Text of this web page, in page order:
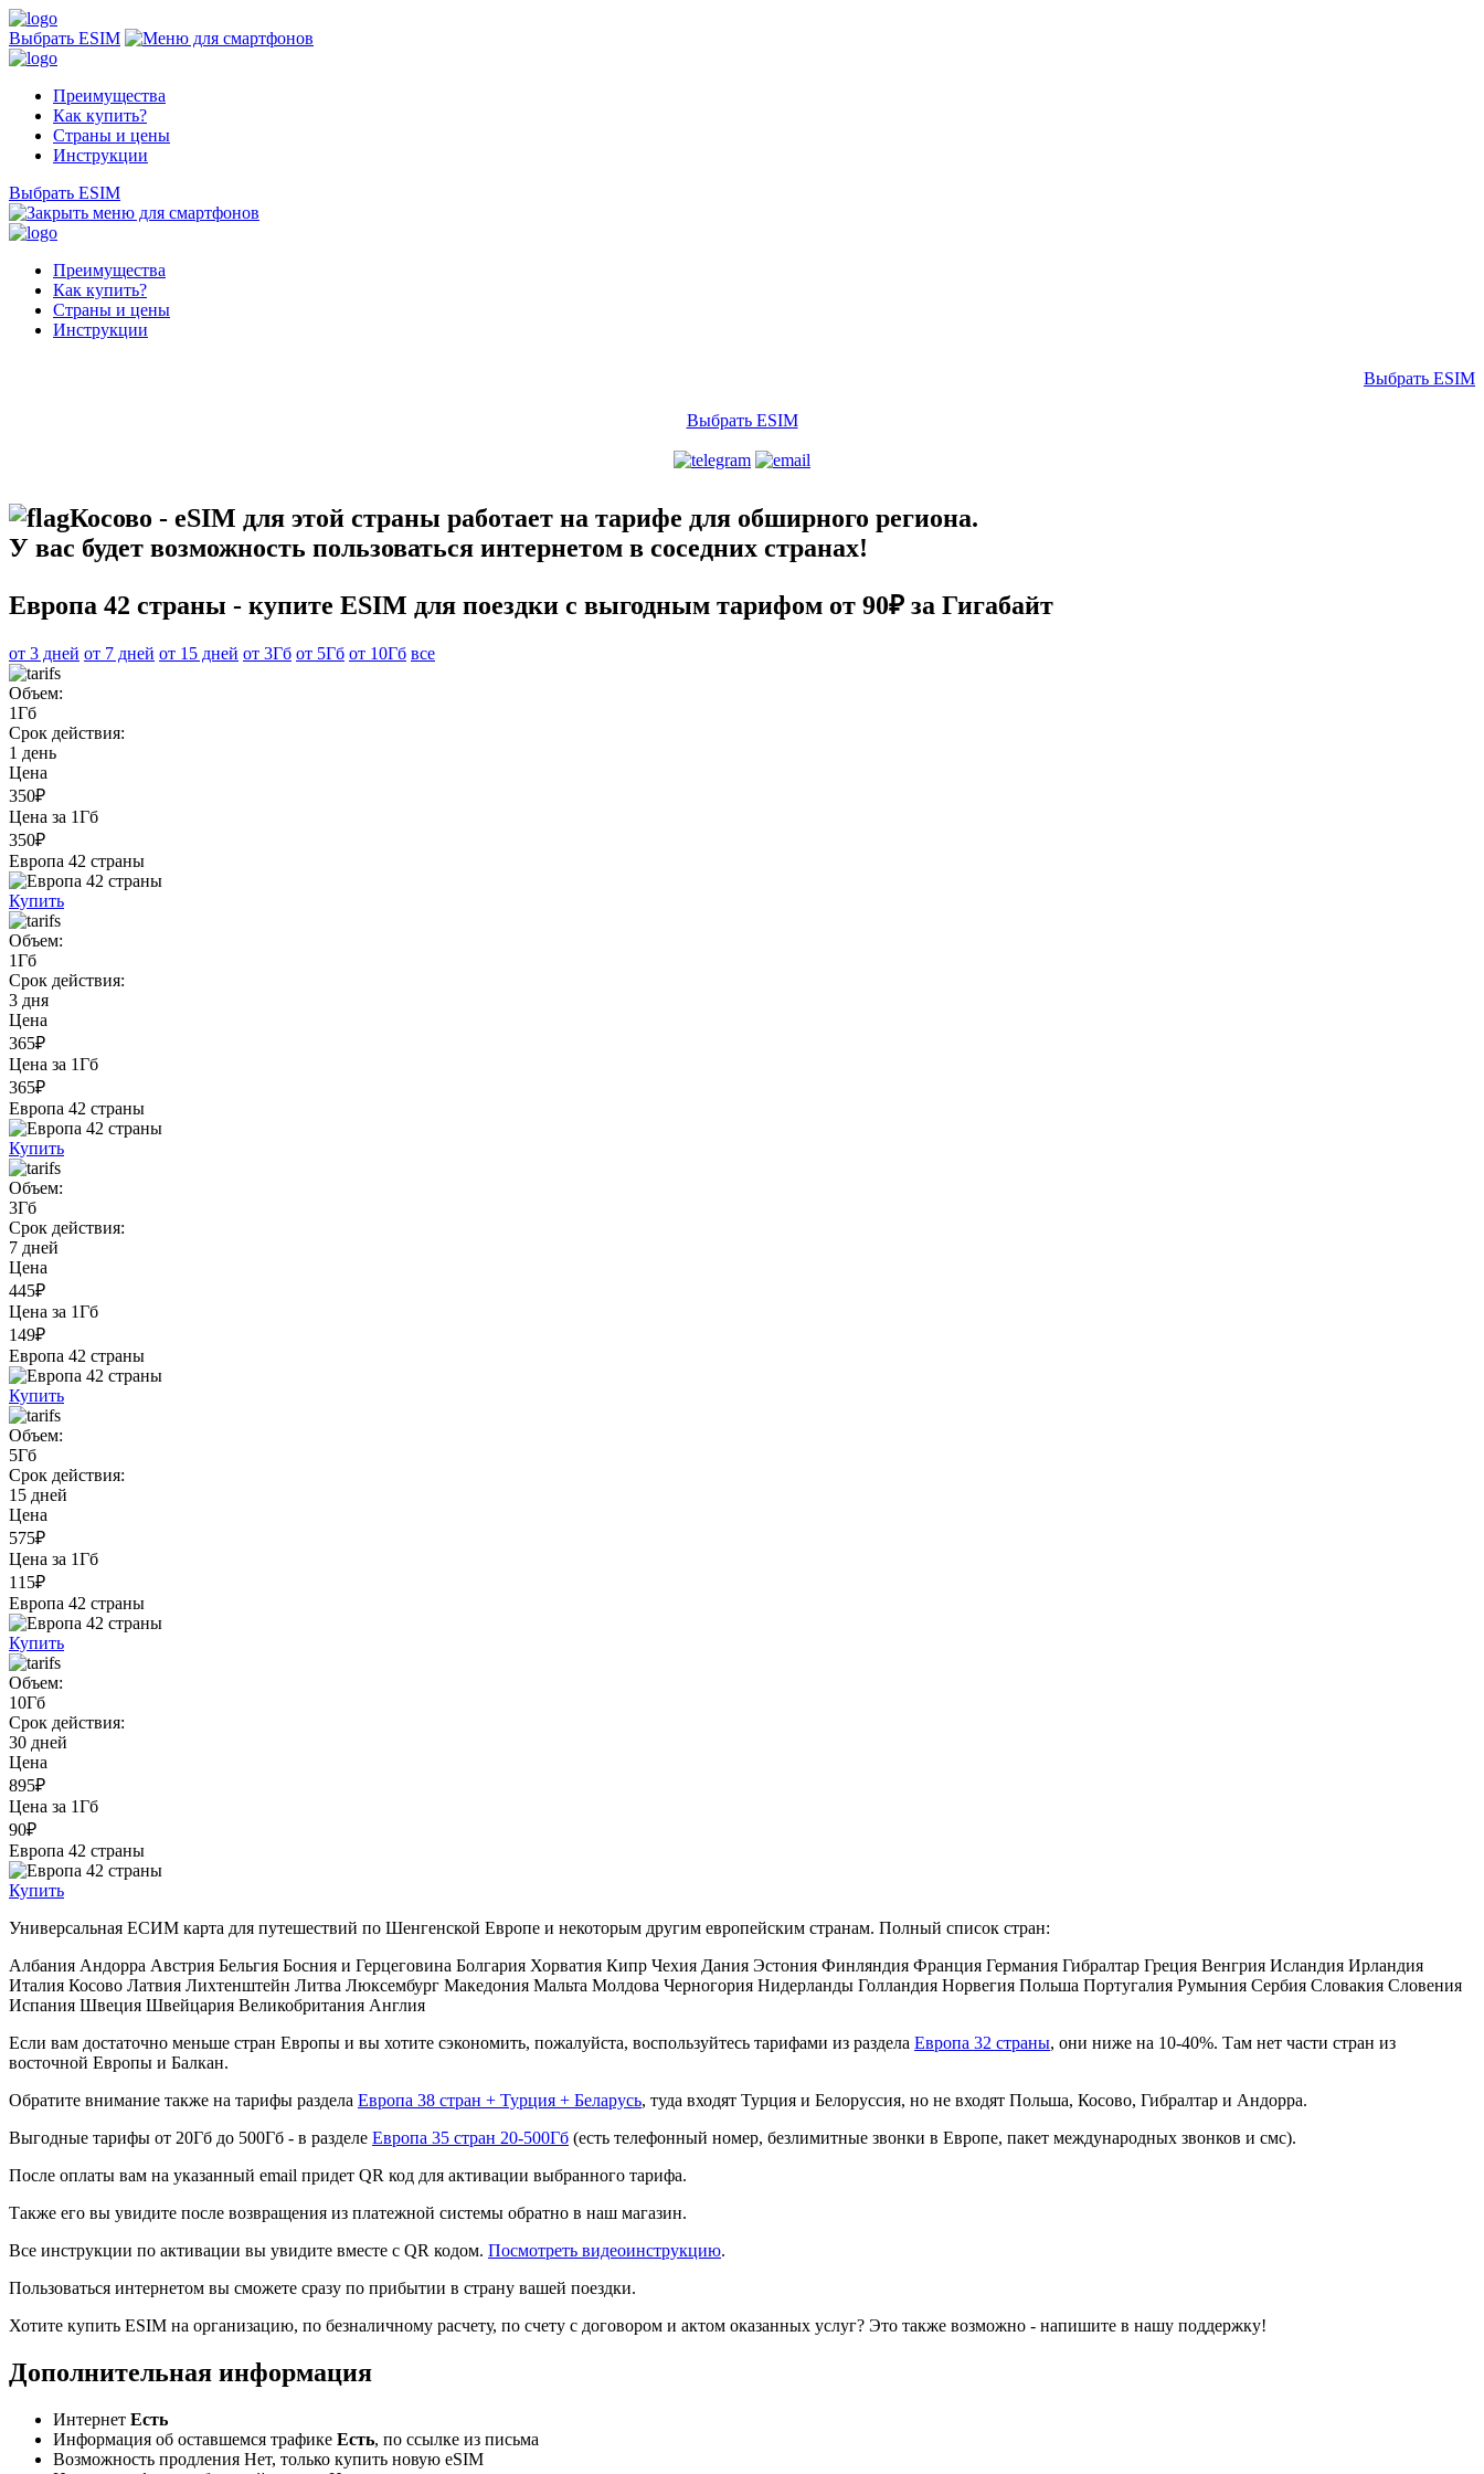
Выбрать ESIM
Преимущества
Как купить?
Страны и цены
Инструкции
Выбрать ESIM
Преимущества
Как купить?
Страны и цены
Инструкции
Выбрать ESIM
Выбрать ESIM
Косово - eSIM для этой страны работает на тарифе для обширного региона.
У вас будет возможность пользоваться интернетом в соседних странах!
Европа 42 страны - купите ESIM для поездки с выгодным тарифом от 90₽ за Гигабайт
от 3 дней от 7 дней от 15 дней от 3Гб от 5Гб от 10Гб все
Объем:
1Гб
Срок действия:
1 день
Цена
350₽
Цена за 1Гб
350₽
Европа 42 страны
Купить
Объем:
1Гб
Срок действия:
3 дня
Цена
365₽
Цена за 1Гб
365₽
Европа 42 страны
Купить
Объем:
3Гб
Срок действия:
7 дней
Цена
445₽
Цена за 1Гб
149₽
Европа 42 страны
Купить
Объем:
5Гб
Срок действия:
15 дней
Цена
575₽
Цена за 1Гб
115₽
Европа 42 страны
Купить
Объем:
10Гб
Срок действия:
30 дней
Цена
895₽
Цена за 1Гб
90₽
Европа 42 страны
Купить
Универсальная ЕСИМ карта для путешествий по Шенгенской Европе и некоторым другим европейским странам. Полный список стран:
Албания Андорра Австрия Бельгия Босния и Герцеговина Болгария Хорватия Кипр Чехия Дания Эстония Финляндия Франция Германия Гибралтар Греция Венгрия Исландия Ирландия
Италия Косово Латвия Лихтенштейн Литва Люксембург Македония Мальта Молдова Черногория Нидерланды Голландия Норвегия Польша Португалия Румыния Сербия Словакия Словения
Испания Швеция Швейцария Великобритания Англия
Если вам достаточно меньше стран Европы и вы хотите сэкономить, пожалуйста, воспользуйтесь тарифами из раздела Европа 32 страны, они ниже на 10-40%. Там нет части стран из
восточной Европы и Балкан.
Обратите внимание также на тарифы раздела Европа 38 стран + Турция + Беларусь, туда входят Турция и Белоруссия, но не входят Польша, Косово, Гибралтар и Андорра.
Выгодные тарифы от 20Гб до 500Гб - в разделе Европа 35 стран 20-500Гб (есть телефонный номер, безлимитные звонки в Европе, пакет международных звонков и смс).
После оплаты вам на указанный email придет QR код для активации выбранного тарифа.
Также его вы увидите после возвращения из платежной системы обратно в наш магазин.
Все инструкции по активации вы увидите вместе с QR кодом. Посмотреть видеоинструкцию.
Пользоваться интернетом вы сможете сразу по прибытии в страну вашей поездки.
Хотите купить ESIM на организацию, по безналичному расчету, по счету с договором и актом оказанных услуг? Это также возможно - напишите в нашу поддержку!
Дополнительная информация
Интернет Есть
Информация об оставшемся трафике Есть, по ссылке из письма
Возможность продления Нет, только купить новую eSIM